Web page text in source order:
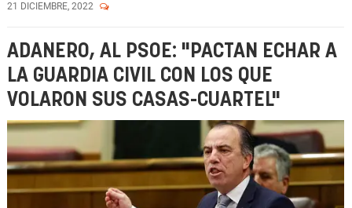
21 DICIEMBRE, 2022
ADANERO, AL PSOE: "PACTAN ECHAR A
LA GUARDIA CIVIL CON LOS QUE
VOLARON SUS CASAS-CUARTEL"